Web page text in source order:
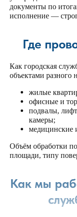
документы по
исполнение —
Где
Как городская
объектами разного
жилые
офисные и
подвалы,
камеры;
медицинские
Объём обработки
площади, типу
Как мы